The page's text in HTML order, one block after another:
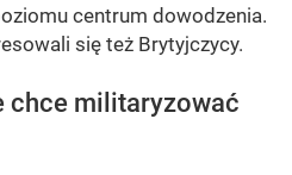
centrum dowodzenia.
się też Brytyjczycy.
chce militaryzować